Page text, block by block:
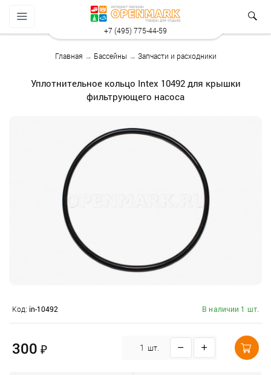
+7 (495) 775-44-59
Главная → Бассейны → Запчасти и расходники
Уплотнительное кольцо Intex 10492 для крышки
фильтрующего насоса
Код: in-10492 В наличии 1 шт.
300 ₽ шт.